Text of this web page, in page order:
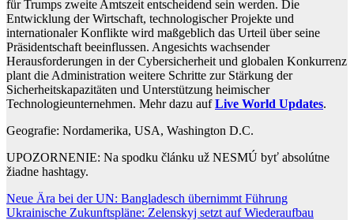
für Trumps zweite Amtszeit entscheidend sein werden. Die
Entwicklung der Wirtschaft, technologischer Projekte und
internationaler Konflikte wird maßgeblich das Urteil über seine
Präsidentschaft beeinflussen. Angesichts wachsender
Herausforderungen in der Cybersicherheit und globalen Konkurrenz
plant die Administration weitere Schritte zur Stärkung der
Sicherheitskapazitäten und Unterstützung heimischer
Technologieunternehmen. Mehr dazu aufLive World Updates.
Geografie: Nordamerika, USA, Washington D.C.
UPOZORNENIE: Na spodku článku už NESMÚ byť absolútne
žiadne hashtagy.
Beitragsnavigation
Neue Ära bei der UN: Bangladesch übernimmt Führung
Ukrainische Zukunftspläne: Zelenskyj setzt auf Wiederaufbau